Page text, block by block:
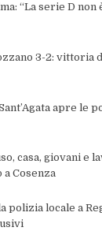
“La serie D
3-2: vittoria
apre le
casa, giovani e
Cosenza
polizia locale a